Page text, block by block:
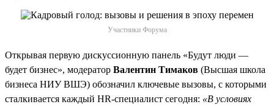
Участники Форума
Открывая первую дискуссионную панель «Будут люди —
будет бизнес», модератор Валентин Тимаков (Высшая школа
бизнеса НИУ ВШЭ) обозначил ключевые вызовы, с которыми
сталкивается каждый HR-специалист сегодня: «В условиях